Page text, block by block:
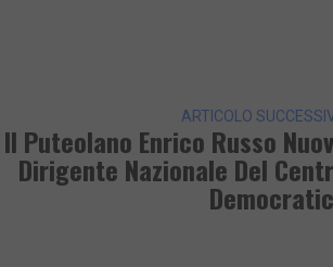
ARTICOLO
Il Puteolano Enrico Russo
Dirigente Nazionale Del